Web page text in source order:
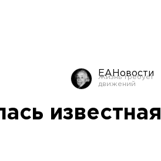
ЕАНовости
известная